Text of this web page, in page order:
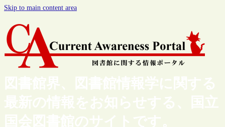
Skip to main content area
図書館界、図書館情報学に関する
最新の情報をお知らせする、国立
国会図書館のサイトです。